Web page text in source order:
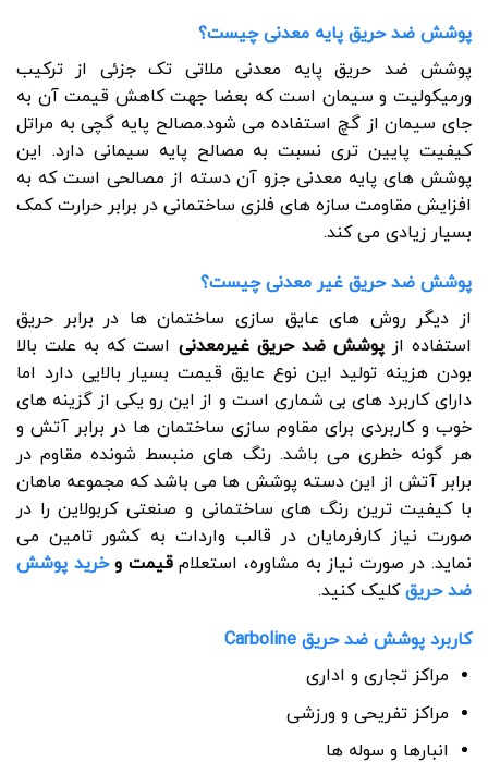
پوشش ضد حریق پایه معدنی چیست؟
پوشش ضد حریق پایه معدنی ملاتی تک جزئی از ترکیب
ورمیکولیت و سیمان است که بعضا جهت کاهش قیمت آن به
جای سیمان از گچ استفاده می شود.مصالح پایه گچی به مراتل
کیفیت پایین تری نسبت به مصالح پایه سیمانی دارد. این
پوشش های پایه معدنی جزو آن دسته از مصالحی است که به
افزایش مقاومت سازه های فلزی ساختمانی در برابر حرارت کمک
بسیار زیادی می کند.
پوشش ضد حریق غیر معدنی چیست؟
از دیگر روش های عایق سازی ساختمان ها در برابر حریق
استفاده ازپوشش ضد حریق غیرمعدنی است که به علت بالا
بودن هزینه تولید این نوع عایق قیمت بسیار بالایی دارد اما
دارای کاربرد های بی شماری است و از این رو یکی از گزینه های
خوب و کاربردی برای مقاوم سازی ساختمان ها در برابر آتش و
هر گونه خطری می باشد. رنگ های منبسط شونده مقاوم در
برابر آتش از این دسته پوشش ها می باشد که مجموعه ماهان
با کیفیت ترین رنگ های ساختمانی و صنعتی کربولاین را در
صورت نیاز کارفرمایان در قالب واردات به کشور تامین می
نماید. در صورت نیاز به مشاوره، استعلامقیمت وخرید پوشش
ضد حریقکلیک کنید.
کاربرد پوشش ضد حریق Carboline
مراکز تجاری و اداری
مراکز تفریحی و ورزشی
انبارها و سوله ها